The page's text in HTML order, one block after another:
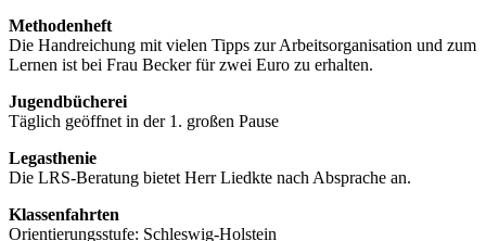
Methodenheft
Die Handreichung mit vielen Tipps zur Arbeitsorganisation und zum
Lernen ist bei Frau Becker für zwei Euro zu erhalten.
Jugendbücherei
Täglich geöffnet in der 1. großen Pause
Legasthenie
Die LRS-Beratung bietet Herr Liedkte nach Absprache an.
Klassenfahrten
Orientierungsstufe: Schleswig-Holstein